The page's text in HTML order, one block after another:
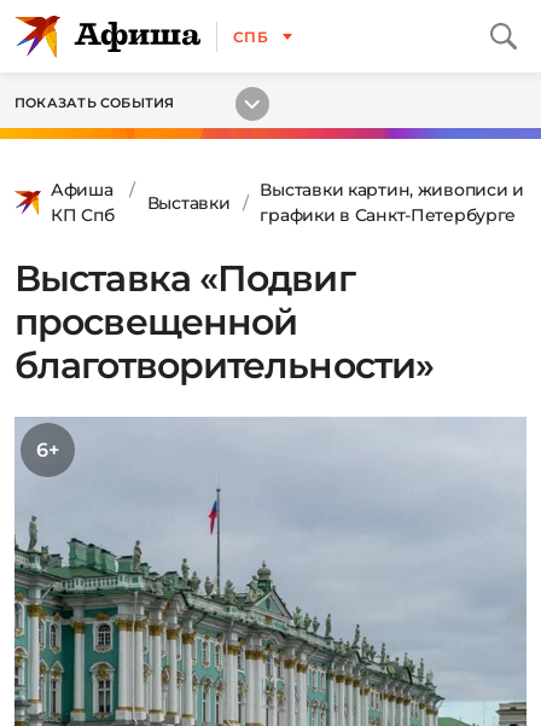
СПБ
ПОКАЗАТЬ СОБЫТИЯ
Афиша
КП Спб
Выставки
Выставки картин, живописи и
графики в Санкт-Петербурге
Выставка «Подвиг
просвещенной
благотворительности»
6+